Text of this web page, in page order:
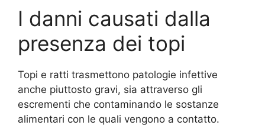
I danni causati dalla
presenza dei topi
Topi e ratti trasmettono patologie infettive
anche piuttosto gravi, sia attraverso gli
escrementi che contaminando le sostanze
alimentari con le quali vengono a contatto.